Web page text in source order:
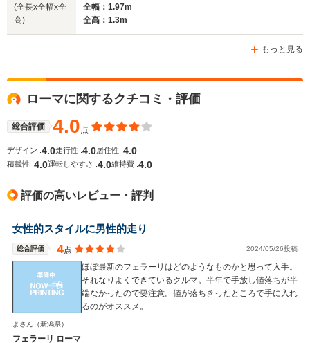
WLTCモード
燃費
(全長x全幅x全
高)
全幅：1.97m
全高：1.3m
もっと見る
ローマに関するクチコミ・評価
総合評価 4.0点
デザイン :4.0走行性 :4.0 居住性 :4.0
積載性 :4.0運転しやすさ :4.0維持費 :4.0
評価の高いレビュー・評判
女性的スタイルに男性的走り
総合評価 4点 2024/05/26投稿
ほぼ最新のフェラーリはどのようなものかと思って入手。
それなりよくできているクルマ。半年で手放し値落ちが半
端なかったので要注意。値が落ちきったところで手に入れ
るのがオススメ。
よさん （新潟県）
フェラーリ ローマ